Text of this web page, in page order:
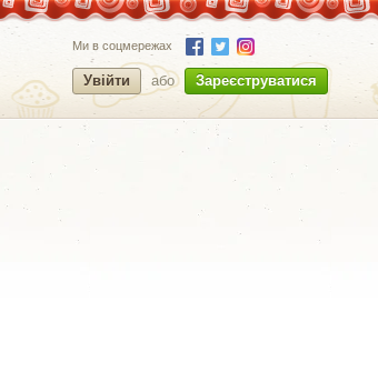
Ми в соцмережах
Увійти або Зареєструватися